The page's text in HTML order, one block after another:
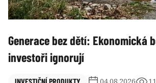
Generace bez dětí: Ekonomická
investoři ignorují